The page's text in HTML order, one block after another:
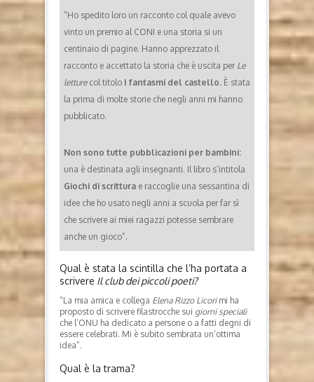
“Ho spedito loro un racconto col quale avevo
vinto un premio al CONI e una storia si un
centinaio di pagine. Hanno apprezzato il
racconto e accettato la storia che è uscita perLe
letturecol titolo I fantasmi del castello. È stata
la prima di molte storie che negli anni mi hanno
pubblicato.
Non sono tutte pubblicazioni per bambini:
una è destinata agli insegnanti. Il libro s’intitola
Giochi di scrittura e raccoglie una sessantina di
idee che ho usato negli anni a scuola per far sì
che scrivere ai miei ragazzi potesse sembrare
anche un gioco”.
Qual è stata la scintilla che l’ha portata a
scrivere Il club dei piccoli poeti?
“La mia amica e collega Elena Rizzo Licorimi ha
proposto di scrivere filastrocche sui giorni speciali
che l’ONU ha dedicato a persone o a fatti degni di
essere celebrati. Mi è subito sembrata un’ottima
idea”.
Qual è la trama?